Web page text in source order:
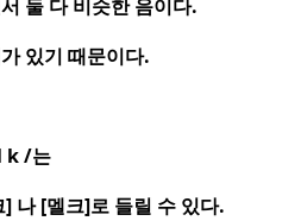
둘 다 비슷한 음이다.
있기 때문이다.
k /는
] 나[멜크]로 들릴 수 있다.